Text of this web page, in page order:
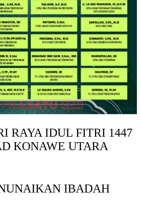
RAYA IDUL FITRI 1447
KONAWE UTARA
IBADAH